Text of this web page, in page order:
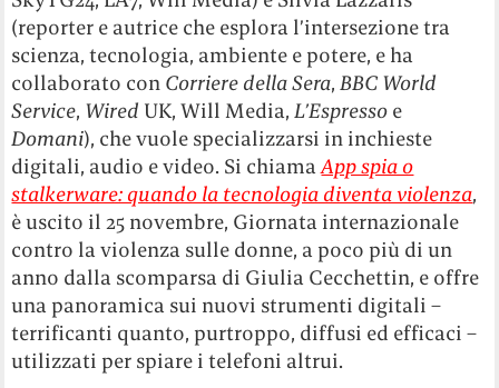
(reporter e autrice che esplora l’intersezione tra
scienza, tecnologia, ambiente e potere, e ha
collaborato con Corriere della Sera,BBC World
Service, Wired UK, Will Media,L’Espresso e
Domani), che vuole specializzarsi in inchieste
digitali, audio e video. Si chiamaApp spia o
stalkerware: quando la tecnologia diventa violenza,
è uscito il 25 novembre, Giornata internazionale
contro la violenza sulle donne, a poco più di un
anno dalla scomparsa di Giulia Cecchettin, e offre
una panoramica sui nuovi strumenti digitali –
terrificanti quanto, purtroppo, diffusi ed efficaci –
utilizzati per spiare i telefoni altrui.